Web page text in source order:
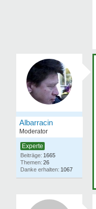
Albarracin
Moderator
Experte
1665
26
1067